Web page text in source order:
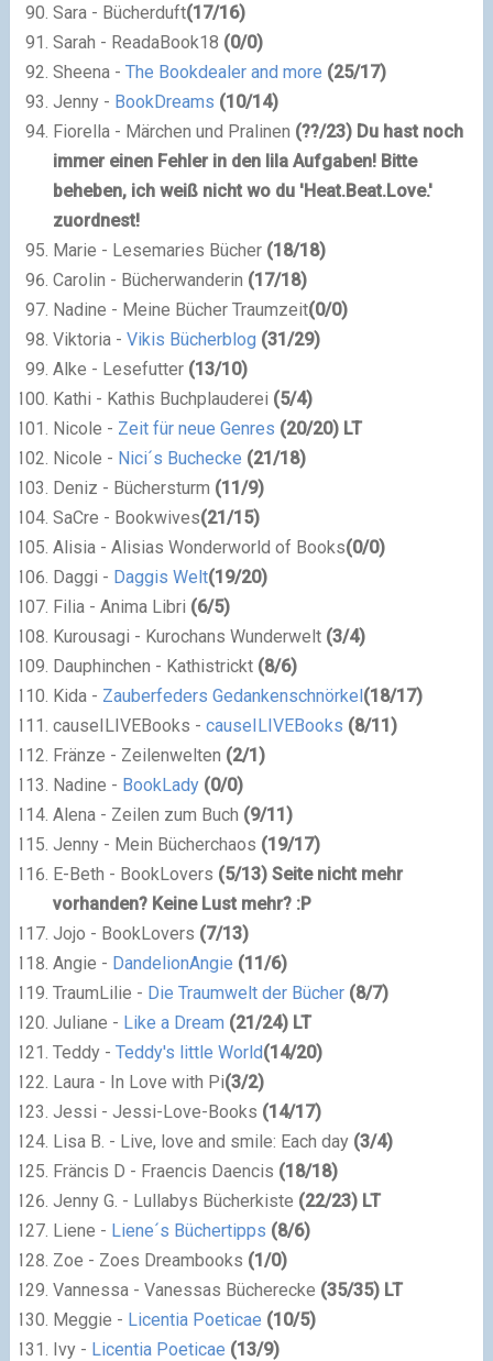
Sara - Bücherduft(17/16)
Sarah - ReadaBook18 (0/0)
Sheena - The Bookdealer and more (25/17)
Jenny - BookDreams (10/14)
Fiorella - Märchen und Pralinen (??/23) Du hast noch
immer einen Fehler in den lila Aufgaben! Bitte
beheben, ich weiß nicht wo du 'Heat.Beat.Love.'
zuordnest!
Marie - Lesemaries Bücher (18/18)
Carolin - Bücherwanderin (17/18)
Nadine - Meine Bücher Traumzeit(0/0)
Viktoria - Vikis Bücherblog (31/29)
Alke - Lesefutter (13/10)
Kathi - Kathis Buchplauderei (5/4)
Nicole - Zeit für neue Genres (20/20) LT
Nicole - Nici´s Buchecke (21/18)
Deniz - Büchersturm (11/9)
SaCre - Bookwives(21/15)
Alisia - Alisias Wonderworld of Books(0/0)
Daggi - Daggis Welt(19/20)
Filia - Anima Libri (6/5)
Kurousagi - Kurochans Wunderwelt (3/4)
Dauphinchen - Kathistrickt (8/6)
Kida - Zauberfeders Gedankenschnörkel(18/17)
causeILIVEBooks - causeILIVEBooks (8/11)
Fränze - Zeilenwelten (2/1)
Nadine - BookLady (0/0)
Alena - Zeilen zum Buch (9/11)
Jenny - Mein Bücherchaos (19/17)
E-Beth - BookLovers (5/13) Seite nicht mehr
vorhanden? Keine Lust mehr? :P
Jojo - BookLovers (7/13)
Angie - DandelionAngie (11/6)
TraumLilie - Die Traumwelt der Bücher (8/7)
Juliane - Like a Dream (21/24) LT
Teddy - Teddy's little World(14/20)
Laura - In Love with Pi(3/2)
Jessi - Jessi-Love-Books (14/17)
Lisa B. - Live, love and smile: Each day (3/4)
Fräncis D - Fraencis Daencis (18/18)
Jenny G. - Lullabys Bücherkiste (22/23) LT
Liene - Liene´s Büchertipps (8/6)
Zoe - Zoes Dreambooks (1/0)
Vannessa - Vanessas Bücherecke (35/35) LT
Meggie - Licentia Poeticae (10/5)
Ivy - Licentia Poeticae (13/9)